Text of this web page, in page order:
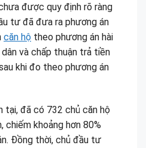
được quy định rõ ràng
tư đã đưa ra phương án
căn hộ theo phương án hài
và chấp thuận trả tiền
khi đo theo phương án
tại, đã có 732 chủ căn hộ
khoảng hơn 80%
Đồng thời, chủ đầu tư